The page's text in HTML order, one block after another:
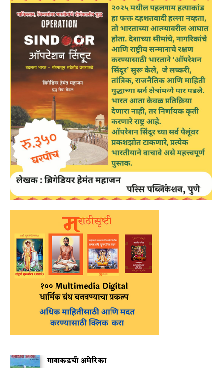
गावाकडची अमेरिका